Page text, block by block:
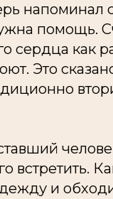
напоминал
помощь.
сердца как
Это
встретить.
и